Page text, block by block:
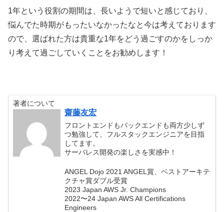
1年という役割の期間は、長いようで短いと感じており、
悩んでた時期がもったいなかったなと今は考えております
ので、選ばれた方は貴重な1年をどう過ごすのかをしっか
り考えて過ごしていくことをお勧めします！
著者について
齋藤友宏
フロントエンドもバックエンドも両方少しず
つ勉強して、フルスタックエンジニアを目指
してます。
サーバレス開発の楽しさを実感中！
ANGEL Dojo 2021 ANGEL賞、ベストアーキテ
クチャ賞ダブル受賞
2023 Japan AWS Jr. Champions
2022〜24 Japan AWS All Certifications
Engineers